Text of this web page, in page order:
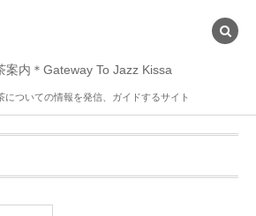
案内＊Gateway To Jazz Kissa
についての情報を発信、ガイドするサイト